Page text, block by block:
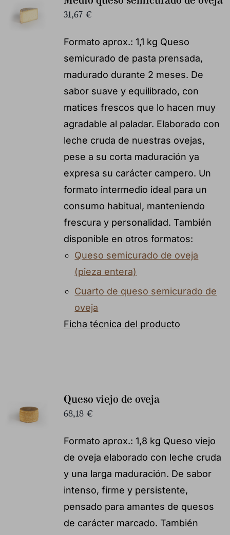
31,67 €
Formato aprox.: 1,1 kg Queso
semicurado de pasta prensada,
madurado durante 2 meses. De
sabor suave y equilibrado, con
matices frescos que lo hacen muy
agradable al paladar. Elaborado con
leche cruda de nuestras ovejas,
pese a su corta maduración ya
expresa su carácter campero. Un
formato intermedio ideal para un
consumo habitual, manteniendo
frescura y personalidad. También
disponible en otros formatos:
Queso semicurado de oveja
(pieza entera)
Cuarto de queso semicurado de
oveja
Ficha técnica del producto
Queso viejo de oveja
68,18 €
Formato aprox.: 1,8 kg Queso viejo
de oveja elaborado con leche cruda
y una larga maduración. De sabor
intenso, firme y persistente,
pensado para amantes de quesos
de carácter marcado. También